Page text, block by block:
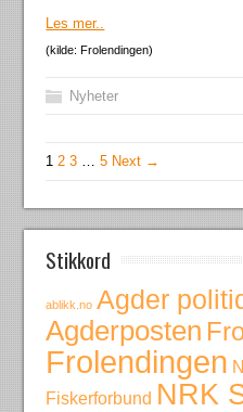
Les mer..
(kilde: Frolendingen)
Nyheter
1 2 3 … 5 Next →
Stikkord
ablikk.no Agder
Agderposten
Frolendingen
Fiskerforbund NRK